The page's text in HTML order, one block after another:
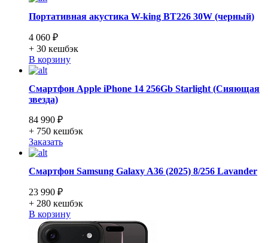
Портативная акустика W-king BT226 30W (черный)
4 060 ₽
+ 30 кешбэк
В корзину
Смартфон Apple iPhone 14 256Gb Starlight (Сияющая
звезда)
84 990 ₽
+ 750 кешбэк
Заказать
Смартфон Samsung Galaxy A36 (2025) 8/256 Lavander
23 990 ₽
+ 280 кешбэк
В корзину